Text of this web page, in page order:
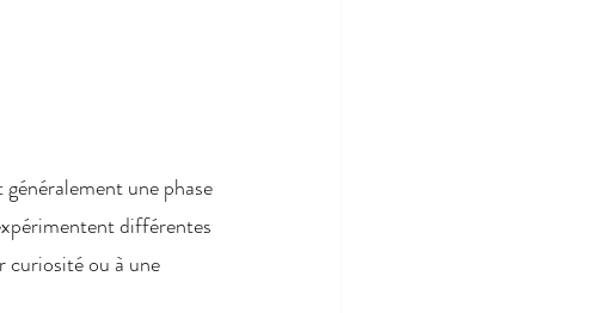
une phase
différentes
curiosité ou à une